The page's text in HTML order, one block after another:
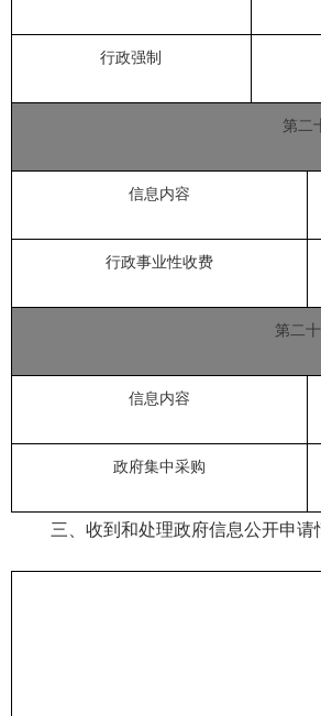
行政强制
第二
信息内容
行政事业性收费
第二
信息内容
政府集中采购
三、 收到和处理政府信息公开申请